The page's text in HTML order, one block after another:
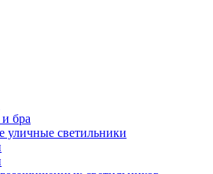
бра
уличные светильники